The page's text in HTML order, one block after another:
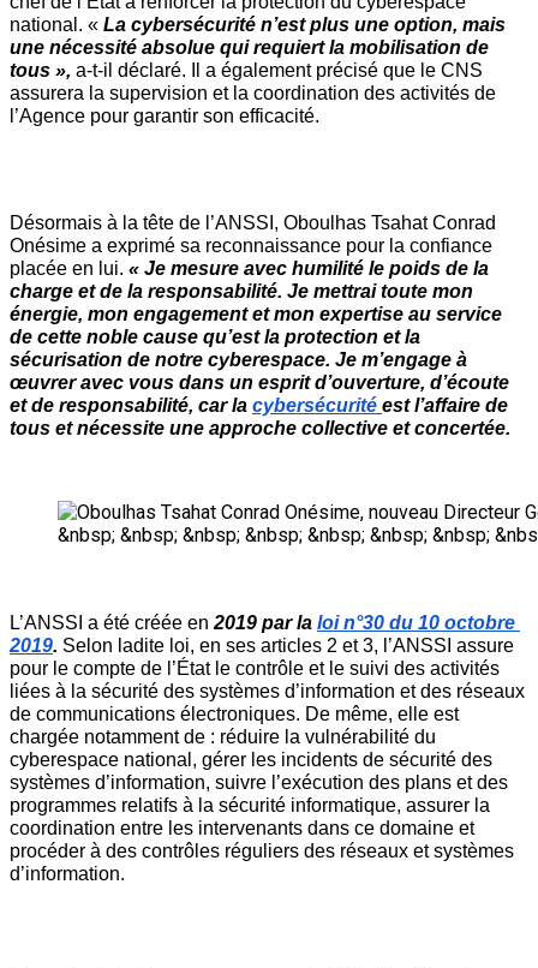
national. « La cybersécurité n’est plus une option, mais
une nécessité absolue qui requiert la mobilisation de
tous », a-t-il déclaré. Il a également précisé que le CNS
assurera la supervision et la coordination des activités de
l’Agence pour garantir son efficacité.
Désormais à la tête de l’ANSSI, Oboulhas Tsahat Conrad
Onésime a exprimé sa reconnaissance pour la confiance
placée en lui. « Je mesure avec humilité le poids de la
charge et de la responsabilité. Je mettrai toute mon
énergie, mon engagement et mon expertise au service
de cette noble cause qu’est la protection et la
sécurisation de notre cyberespace. Je m’engage à
œuvrer avec vous dans un esprit d’ouverture, d’écoute
et de responsabilité, car la cybersécurité est l’affaire de
tous et nécessite une approche collective et concertée.
&nbsp; &nbsp; &nbsp; &nbsp; &nbsp; &nbsp; &nbsp;
L’ANSSI a été créée en 2019 par la loi n°30 du 10 octobre
2019. Selon ladite loi, en ses articles 2 et 3, l’ANSSI assure
pour le compte de l’État le contrôle et le suivi des activités
liées à la sécurité des systèmes d’information et des réseaux
de communications électroniques. De même, elle est
chargée notamment de : réduire la vulnérabilité du
cyberespace national, gérer les incidents de sécurité des
systèmes d’information, suivre l’exécution des plans et des
programmes relatifs à la sécurité informatique, assurer la
coordination entre les intervenants dans ce domaine et
procéder à des contrôles réguliers des réseaux et systèmes
d’information.